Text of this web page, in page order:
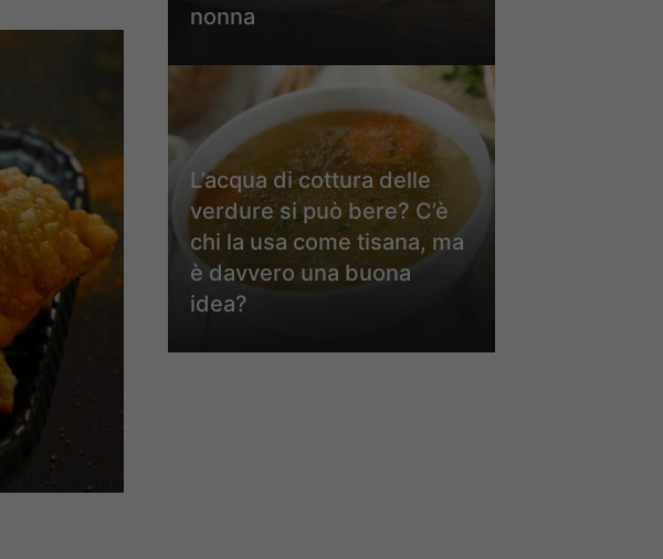
nonna
L’acqua di cottura delle
verdure si può bere? C’è
chi la usa come tisana, ma
è davvero una buona
idea?